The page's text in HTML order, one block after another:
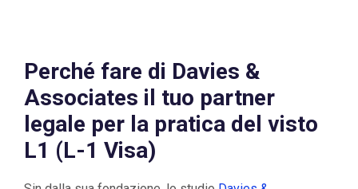
Perché fare di Davies &
Associates il tuo partner
legale per la pratica del visto
L1 (L-1 Visa)